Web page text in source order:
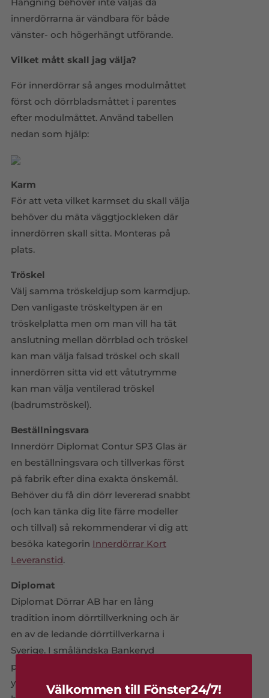
innerdörrarna är vändbara för både
vänster- och högerhängt utförande.
Vilket mått skall jag välja?
För innerdörrar så anges modulmåttet
först och dörrbladsmåttet i parentes
efter modulmåttet. Använd tabellen
nedan som hjälp:
Karm
För att veta vilket karmset du skall välja
behöver du mäta väggtjockleken där
innerdörren skall sitta. Monteras på
plats.
Tröskel
Välj samma tröskeldjup som karmdjup.
Den vanligaste tröskeltypen är en
tröskelplatta men om man vill ha tät
anslutning mellan dörrblad och tröskel
kan man välja falsad tröskel och skall
innerdörren sitta vid ett våtutrymme
kan man välja ventilerad tröskel
(badrumströskel).
Beställningsvara
Innerdörr Diplomat Contur SP3 Glas är
en beställningsvara och tillverkas först
på fabrik efter dina exakta önskemål.
Behöver du få din dörr levererad snabbt
(och kan tänka dig lite färre modeller
och tillval) så rekommenderar vi dig att
besöka kategorin Innerdörrar Kort
Leveranstid.
Diplomat
Diplomat Dörrar AB har en lång
tradition inom dörrtillverkning och är
en av de ledande dörrtillverkarna i
Sverige. I småländska Bankeryd
produceras årligen ungefär 25 000
ytterdörrar. Diplomat har ett väldigt
Välkommen till Fönster24/7!